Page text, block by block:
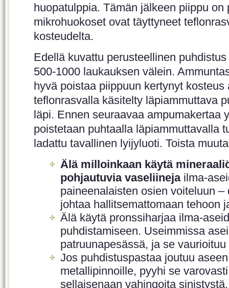
huopatulppia. Tämän jälkeen piippu on
mikrohuokoset ovat täyttyneet
kosteudelta.
Edellä kuvattu perusteellinen
500-1000 laukauksen välein.
hyvä poistaa piippuun kertynyt
teflonrasvalla käsitelty läpiammuttava
läpi. Ennen seuraavaa ampumakertaa
poistetaan puhtaalla läpiammuttavalla
ladattu tavallinen lyijyluoti. Toista
Älä milloinkaan käytä
pohjautuvia vaseliineja ilma-
paineenalaisten osien voiteluun –
johtaa hallitsemattomaan tehoon
Älä käytä pronssiharjaa ilma-
puhdistamiseen. Useimmissa
patruunapesässä, ja se
Jos puhdistuspastaa joutuu
metallipinnoille, pyyhi se
sellaisenaan vahingoita